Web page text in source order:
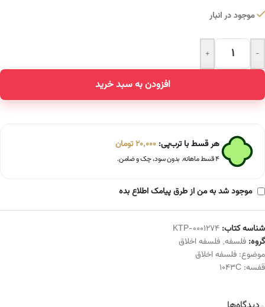
موجود در انبار
-
+
افزودن به سبد خرید
Alternative:
هر قسط با ترب‌پی: 20,000تومان
۴ قسط ماهانه. بدون سود، چک و ضامن.
موجود شد به من از طرق پیامک اطلاع بده
شناسه کتاب: KTP-0001274
گروه: فلسفه, فلسفه اخلاق
موضوع: فلسفه اخلاق
قفسه: 1043C